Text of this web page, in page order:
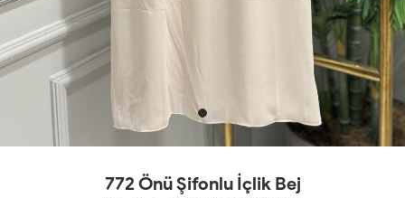
772 Önü Şifonlu İçlik Bej